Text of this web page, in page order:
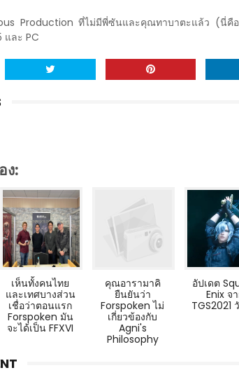
Production ที่ไม่มีพี่ซันและคุณทาบาตะแล้ว (นี่คื
และ PC
ง:
เห็นทั้งคนไทย
และเทศบางส่วน
เชื่อว่าตอนแรก
Forspoken มัน
จะได้เป็น FFXVI
คุณอารามาคิ
ยืนยันว่า
Forspoken ไม่
เกี่ยวข้องกับ
Agni's
Philosophy
อัปเดต
Enix จ
TGS2021